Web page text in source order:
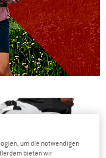
um die notwendigen
bieten wir